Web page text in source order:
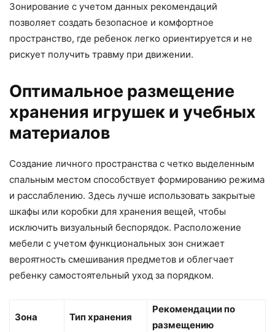
Зонирование с учетом данных рекомендаций
позволяет создать безопасное и комфортное
пространство, где ребенок легко ориентируется и не
рискует получить травму при движении.
Оптимальное размещение
хранения игрушек и учебных
материалов
Создание личного пространства с четко выделенным
спальным местом способствует формированию режима
и расслаблению. Здесь лучше использовать закрытые
шкафы или коробки для хранения вещей, чтобы
исключить визуальный беспорядок. Расположение
мебели с учетом функциональных зон снижает
вероятность смешивания предметов и облегчает
ребенку самостоятельный уход за порядком.
Зона Тип хранения
Рекомендации по
размещению